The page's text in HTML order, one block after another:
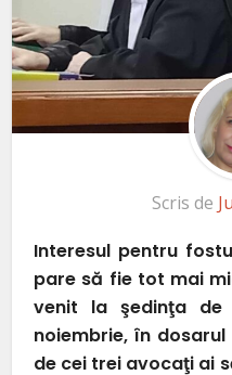
Scris de
Interesul pentru
pare să fie tot mai
venit la şedinţa
noiembrie, în
de cei trei avocaţi ai